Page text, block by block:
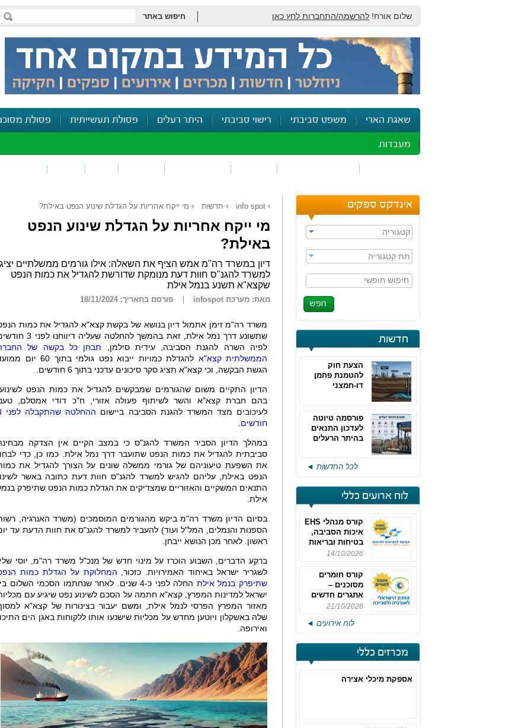
שלום אורח! להרשמה/התחברות לחץ כאן חיפוש באתר
שאגת הארי משפט סביבתי רישוי סביבתי היתר רעלים פסולת תעשייתית פסולת
מעבדות
אינדקס ספקים
קטגוריה
תת קטגוריה
חיפוש חופשי
חדשות
הצעת חוק
להטמנת פחמן
דו-חמצני
פורסמה טיוטה
לעדכון התנאים
בהיתר הרעלים
לכל החדשות ◄
לוח ארועים כללי
קורס מנהלי EHS
איכות הסביבה,
בטיחות ובריאות
תעסוקתית
14/10/2026
קורס חומרים
מסוכנים –
אתגרים חדשים
והערכות לחוק
מחזור 4
21/10/2026
לוח אירועים ◄
מכרזים כללי
אספקת מיכלי אצירה
info spot חדשות מי ייקח אחריות על הגדלת שינוע הנפט באילת?
מי ייקח אחריות על הגדלת שינוע הנפט
באילת?
דיון במשרד רה"מ אמש הציף את השאלה: אילו גורמים ממשלתיים
למשרד להגנ"ס חוות דעת מנומקת שדורשת להגדיל את כמות הנפט
שקצא"א תשנע בנמל אילת
מאת: מערכת infospot פורסם בתאריך: 18/11/2024
משרד רה"מ זימן אתמול דיון בנושא של בקשת קצא"א להגדיל את כמות
שתשונע דרך נמל אילת, זאת בהמשך להחלטה שעליה דיווחנו
לפיה השרה להגנת הסביבה, עידית סילמן, תבחן כל בקשה של
הממשלתית קצא"א
להגדלת כמויות ייבוא נפט גולמי בתוך 60 יום
הגשת הבקשה, וכי קצא"א תציג סקר סיכונים עדכני בתוך 6 חודשים.
הדיון התקיים משום שהגורמים שמבקשים להגדיל את כמות הנפט
בהם חברת קצא"א והשר לשיתוף פעולה אזורי, ח"כ דודי אמסלם,
לעיכובים מצד המשרד להגנת הסביבה ביישום
חודשים
במהלך הדיון הסביר המשרד להגנ"ס כי במצב הקיים אין הצדקה
סביבתית להגדיל את כמות הנפט שתועבר דרך נמל אילת. כמו כן, כדי
את השפעת טיעוניהם של גורמי ממשלה שונים על הצורך להגדיל את
הנפט באילת, עליהם להגיש למשרד להגנ"ס חוות דעת כתובה באשר
התנאים המשקיים והאזוריים שמצדיקים את הגדלת כמות הנפט שתיפרק
אילת.
בסיום הדיון משרד רה"מ ביקש מהגורמים המוסמכים (משרד האנרגיה,
הספנות והנמלים, המל"ל ועוד) להעביר למשרד להגנ"ס את חוות הדעת עד
ראשון. לאחר מכן הנושא ייבחן.
ברקע הדברים, השבוע הוכרז על מינוי חדש של מנכ"ל משרד רה"מ, יוסי
לשגריר ישראל באיחוד האמירויות. כזכור, המחלוקת על הגדלת כמות
שתיפרק בנמל אילת
החלה לפני כ-4 שנים. לאחר שנחתמו הסכמי השלום
ישראל למדינות המפרץ, קצא"א חתמה על הסכם לשינוע נפט שיגיע עם
מאזור המפרץ הפרסי לנמל אילת, ומשם יעבור בצינורות של קצא"א
שלה באשקלון ויוטען מחדש על מכליות שישנעו אותו ללקוחות באגן הים
ואירופה.